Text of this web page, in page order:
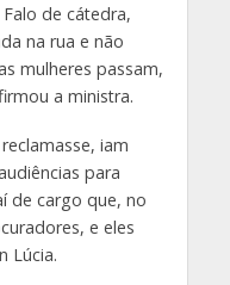
de cátedra,
na rua e não
mulheres passam,
a ministra.
iam
para
de cargo que, no
e eles
Lúcia.